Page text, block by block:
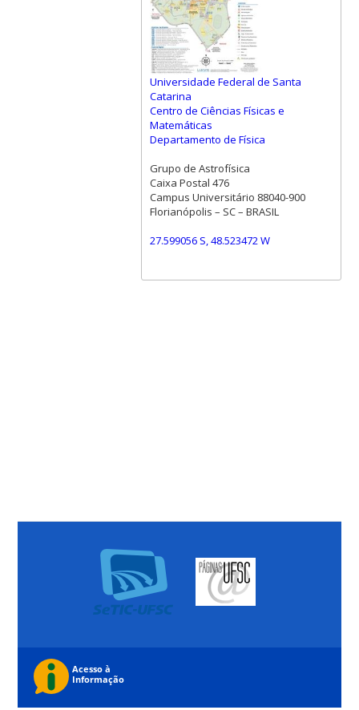
Universidade Federal de Santa
Catarina
Centro de Ciências Físicas e
Matemáticas
Departamento de Física
Grupo de Astrofísica
Caixa Postal 476
Campus Universitário 88040-900
Florianópolis – SC – BRASIL
27.599056 S, 48.523472 W